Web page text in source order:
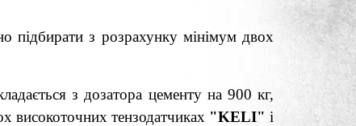
підбирати з розрахунку мінімум двох
з дозатора цементу на 900 кг,
високоточних тензодатчиках "KELI" і